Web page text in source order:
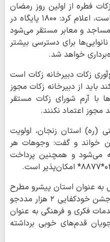
فطره از اولین روز رمضان
به عنوان برنامه مهم قرار گرفته است، اعلام کرد: ۱۸۰۰ پایگاه در
مساجد و معابر مستقر می‌شود
برای دسترسی بیشتر
خواهد شد.
زکات دبیرخانه زکات است
باید از دبیرخانه زکات مجوز
با آرم شورای زکات مستقر
اعتماد نکنند.
(ره) استان زنجان، اولویت
خواند و گفت: وجوهات هر
می‌شود و همچنین پرداخت
به عنوان استان پیشرو مطرح
هستیم، اظهار کرد: سال گذشته جشن خودکفایی ۲ هزار مددجو
فکری و فرهنگی به عنوان
قدم‌های خوبی برداشته